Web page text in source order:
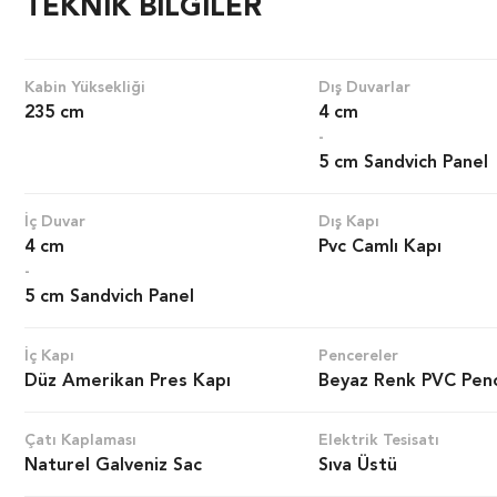
TEKNİK BİLGİLER
Kabin Yüksekliği
235 cm
Dış Duvarlar
4 cm
-
5 cm Sandvich Panel
İç Duvar
4 cm
-
5 cm Sandvich Panel
Dış Kapı
Pvc Camlı Kapı
İç Kapı
Düz Amerikan Pres Kapı
Pencereler
Beyaz Renk PVC
Çatı Kaplaması
Naturel Galveniz Sac
Elektrik Tesisatı
Sıva Üstü